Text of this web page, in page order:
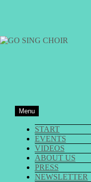
GO SING CHOIR
Menu
START
EVENTS
VIDEOS
ABOUT US
PRESS
NEWSLETTER